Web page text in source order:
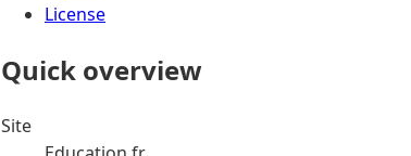
License
Quick overview
Site